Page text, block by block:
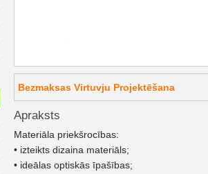
Bezmaksas Virtuvju Projektēšana
Apraksts
Materiāla priekšrocības:
• izteikts dizaina materiāls;
• ideālas optiskās īpašības;